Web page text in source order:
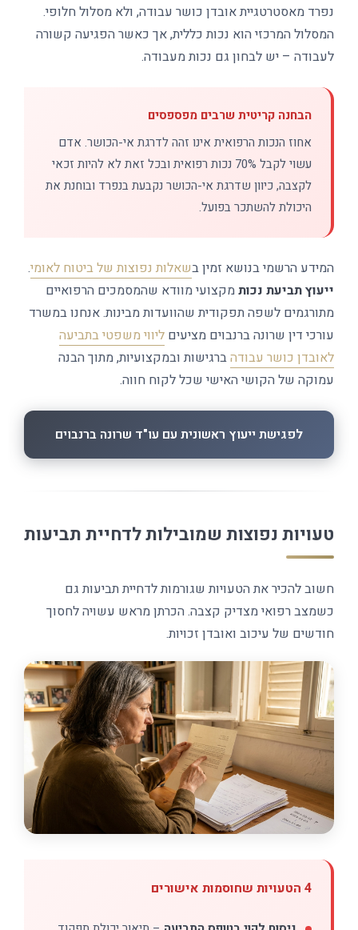
נפרד מאסטרטגיית אובדן כושר עבודה, ולא מסלול חלופי.
המסלול המרכזי הוא נכות כללית, אך כאשר הפגיעה קשורה
לעבודה – יש לבחון גם נכות מעבודה.
הבחנה קריטית שרבים מפספסים
אחוז הנכות הרפואית אינו זהה לדרגת אי-הכושר. אדם
עשוי לקבל 70% נכות רפואית ובכל זאת לא להיות זכאי
לקצבה, כיוון שדרגת אי-הכושר נקבעת בנפרד ובוחנת את
היכולת להשתכר בפועל.
המידע הרשמי בנושא זמין בשאלות נפוצות של ביטוח לאומי.
ייעוץ תביעת נכותמקצועי מוודא שהמסמכים הרפואיים
מתורגמים לשפה תפקודית שהוועדות מבינות. אנחנו במשרד
עורכי דין שרונה ברנבוים מציעים ליווי משפטי בתביעה
לאובדן כושר עבודהברגישות ובמקצועיות, מתוך הבנה
עמוקה של הקושי האישי שכל לקוח חווה.
לפגישת ייעוץ ראשונית עם עו"ד שרונה ברנבוים
טעויות נפוצות שמובילות לדחיית תביעות
חשוב להכיר את הטעויות שגורמות לדחיית תביעות גם
כשמצב רפואי מצדיק קצבה. הכרתן מראש עשויה לחסוך
חודשים של עיכוב ואובדן זכויות.
4 הטעויות שחוסמות אישורים